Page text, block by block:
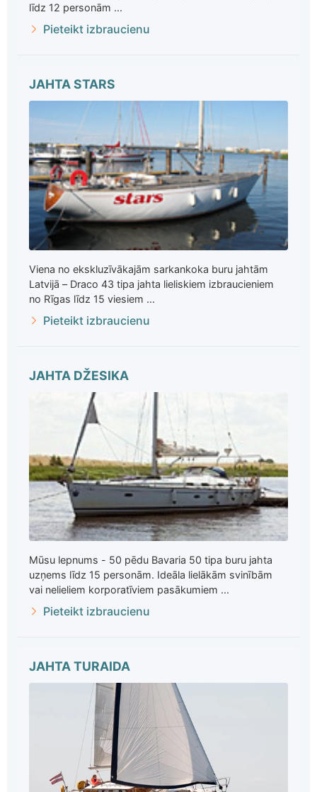
līdz 12 personām ...
Pieteikt izbraucienu
JAHTA STARS
Viena no ekskluzīvākajām sarkankoka buru jahtām
Latvijā – Draco 43 tipa jahta lieliskiem izbraucieniem
no Rīgas līdz 15 viesiem ...
Pieteikt izbraucienu
JAHTA DŽESIKA
Mūsu lepnums - 50 pēdu Bavaria 50 tipa buru jahta
uzņems līdz 15 personām. Ideāla lielākām svinībām
vai nelieliem korporatīviem pasākumiem ...
Pieteikt izbraucienu
JAHTA TURAIDA